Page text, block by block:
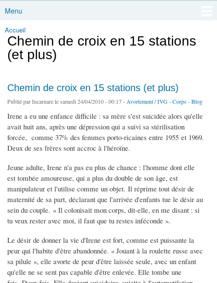
Menu
Vous êtes ici
Accueil
Chemin de croix en 15 stations
(et plus)
Chemin de croix en 15 stations (et plus)
Publié parIncarnarele samedi 24/04/2010 - 00:17 -Avortement / IVG-Corps -Blog
Irene a eu une enfance difficile : sa mère s'est suicidée alors qu'elle
avait huit ans, après une dépression qui a suivi sa stérilisation
forcée, comme 37% des femmes porto-ricaines entre 1955 et 1969.
Deux de ses frères sont accroc à l'héroïne.
Jeune adulte, Irene n'a pas eu plus de chance : l'homme dont elle
est tombée amoureuse, qui a plus du double de son âge, est
manipulateur et l'utilise comme un objet. Il réprime tout désir de
maternité de sa part, déclarant que l'arrivée d'enfants tue le désir au
sein du couple. « Il colonisait mon corps, dit-elle, en me disant : si
tu veux rester avec moi, il faut que tu restes inféconde ».
Le désir de donner la vie d'Irene est fort, comme est puissante la
peur qui l'habite d'être abandonnée. « Jouant à la roulette russe avec
sa pilule », elle avorte de peur d'être laissée seule, avec un enfant
qu'elle ne se sent pas capable d'être enlevée. Elle tombe une